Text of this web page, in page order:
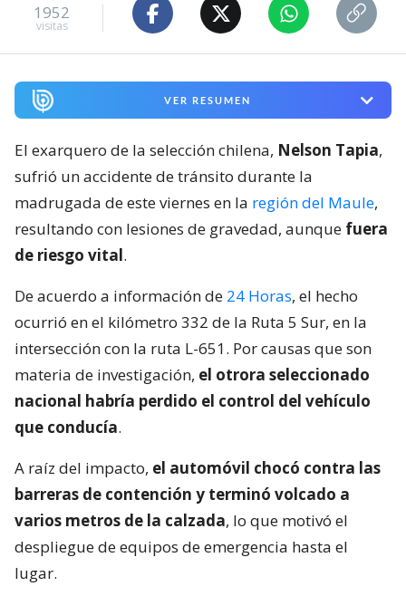
1952
visitas
VER RESUMEN
El exarquero de la selección chilena, Nelson Tapia,
sufrió un accidente de tránsito durante la
madrugada de este viernes en la región del Maule,
resultando con lesiones de gravedad, aunque fuera
de riesgo vital.
De acuerdo a información de 24 Horas, el hecho
ocurrió en el kilómetro 332 de la Ruta 5 Sur, en la
intersección con la ruta L-651. Por causas que son
materia de investigación, el otrora seleccionado
nacional habría perdido el control del vehículo
que conducía.
A raíz del impacto, el automóvil chocó contra las
barreras de contención y terminó volcado a
varios metros de la calzada, lo que motivó el
despliegue de equipos de emergencia hasta el
lugar.